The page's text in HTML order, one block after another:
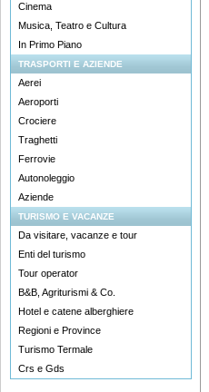
Cinema
Musica, Teatro e Cultura
In Primo Piano
TRASPORTI E AZIENDE
Aerei
Aeroporti
Crociere
Traghetti
Ferrovie
Autonoleggio
Aziende
TURISMO E VACANZE
Da visitare, vacanze e tour
Enti del turismo
Tour operator
B&B, Agriturismi & Co.
Hotel e catene alberghiere
Regioni e Province
Turismo Termale
Crs e Gds